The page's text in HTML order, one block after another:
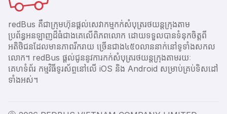
redBus គឺជាក្រុមហ៊ុនផ្តល់សេវាកម្មកក់សំបុត្ររថយន្តក្រុងតាម
ប្រព័ន្ធអនឡាញដ៏ធំជាងគេលើពិភពលោក ដោយទទួលបានទំនុកចិត្តពី
អតិថិជនដែលមានភាពរីករាយ ច្រើនជាង​៤៥០លាននាក់នៅទូទាំងសកល
លោក។ redBus ផ្ដល់ជូននូវការកក់សំបុត្ររថយន្តក្រុងតាមរយៈ
គេហទំព័រ កម្មវិធីទូរស័ព្ចនៅលើ iOS និង Android សម្រាប់គ្រប់ទិសដៅ
ទាំងអស់។